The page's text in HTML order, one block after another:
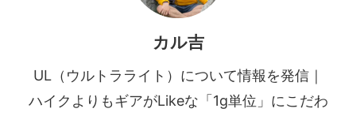
カル吉
UL（ウルトラライト）について情報を発信｜
ハイクよりもギアがLikeな「1g単位」にこだわ